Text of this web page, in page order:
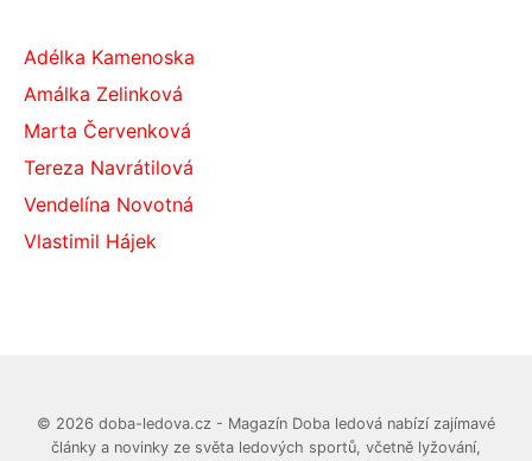
Adélka Kamenoska
Amálka Zelinková
Marta Červenková
Tereza Navrátilová
Vendelína Novotná
Vlastimil Hájek
© 2026 doba-ledova.cz - Magazín Doba ledová nabízí zajímavé
články a novinky ze světa ledových sportů, včetně lyžování,